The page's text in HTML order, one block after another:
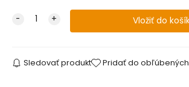
Sledovať produkt Pridať do obľúbených